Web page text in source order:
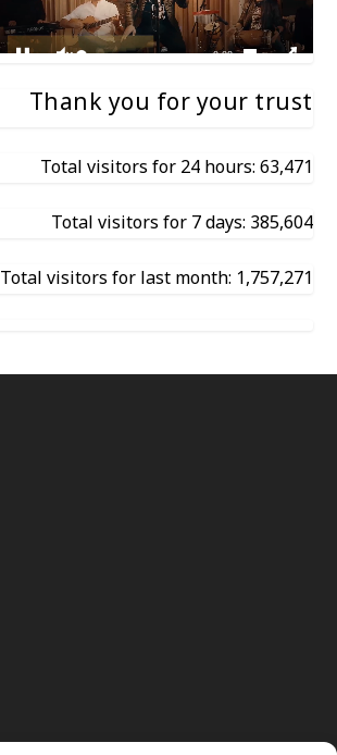
Thank you for your trust
Total visitors for 24 hours: 63,471
Total visitors for 7 days: 385,604
Total visitors for last month: 1,757,271